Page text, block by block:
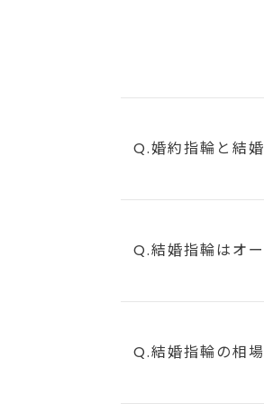
Q.婚約指輪と結
Q.結婚指輪はオ
Q.結婚指輪の相